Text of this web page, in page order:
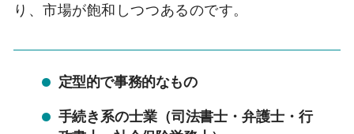
り、市場が飽和しつつあるのです。
定型的で事務的なもの
手続き系の士業（司法書士・弁護士・行